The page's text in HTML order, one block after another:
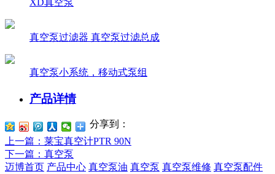
XD真空泵
真空泵过滤器 真空泵过滤总成
真空泵小系统，移动式泵组
产品详情
分享到：
上一篇 ：莱宝真空计PTR 90N
下一篇 ：真空泵
迈博首页 产品中心 真空泵油 真空泵 真空泵维修 真空泵配件